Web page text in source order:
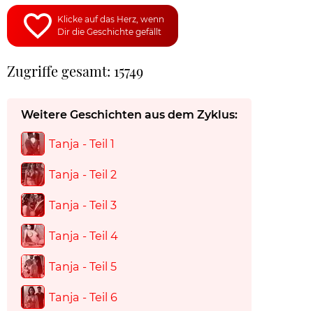
Klicke auf das Herz, wenn
Dir die Geschichte gefällt
Zugriffe gesamt: 15749
Weitere Geschichten aus dem Zyklus:
Tanja - Teil 1
Tanja - Teil 2
Tanja - Teil 3
Tanja - Teil 4
Tanja - Teil 5
Tanja - Teil 6